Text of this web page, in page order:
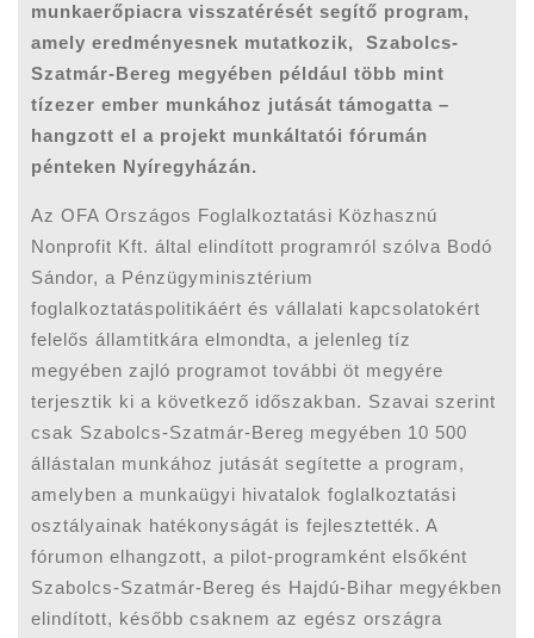
munkaerőpiacra visszatérését segítő program,
amely eredményesnek mutatkozik, Szabolcs-
Szatmár-Bereg megyében például több mint
tízezer ember munkához jutását támogatta –
hangzott el a projekt munkáltatói fórumán
pénteken Nyíregyházán.
Az OFA Országos Foglalkoztatási Közhasznú
Nonprofit Kft. által elindított programról szólva Bodó
Sándor, a Pénzügyminisztérium
foglalkoztatáspolitikáért és vállalati kapcsolatokért
felelős államtitkára elmondta, a jelenleg tíz
megyében zajló programot további öt megyére
terjesztik ki a következő időszakban. Szavai szerint
csak Szabolcs-Szatmár-Bereg megyében 10 500
állástalan munkához jutását segítette a program,
amelyben a munkaügyi hivatalok foglalkoztatási
osztályainak hatékonyságát is fejlesztették. A
fórumon elhangzott, a pilot-programként elsőként
Szabolcs-Szatmár-Bereg és Hajdú-Bihar megyékben
elindított, később csaknem az egész országra